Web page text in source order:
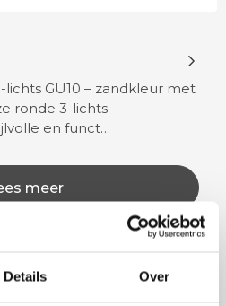
Details Over
GU10 – zandkleur met
ronde 3-lichts
en funct…
meer